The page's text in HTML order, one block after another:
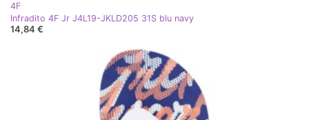
4F
Infradito 4F Jr J4L19-JKLD205 31S blu navy
14,84 €